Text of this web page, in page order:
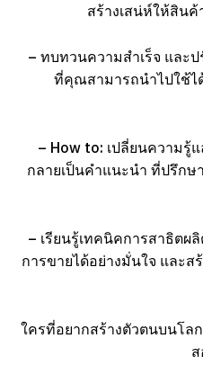
สร้างเสน่ห์ให้สิน
– ทบทวนความสำเร็จ และ
ที่คุณสามารถนำไปใช้ไ
– How to: เปลี่ยนความ
กลายเป็นคำแนะนำ ที่ปรึก
– เรียนรู้เทคนิคการสาธิต
การขายได้อย่างมั่นใจ และ
ใครที่อยากสร้างตัวตนบนโ